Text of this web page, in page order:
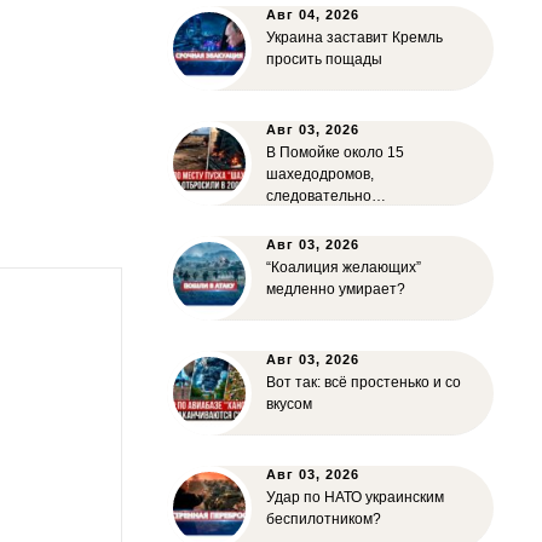
Авг 04, 2026
Украина заставит Кремль
просить пощады
Авг 03, 2026
В Помойке около 15
шахедодромов,
следовательно…
Авг 03, 2026
“Коалиция желающих”
медленно умирает?
Авг 03, 2026
Вот так: всё простенько и со
вкусом
Авг 03, 2026
Удар по НАТО украинским
беспилотником?